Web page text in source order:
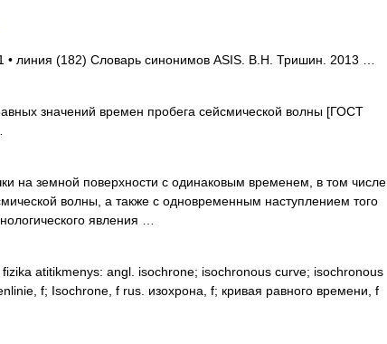
линия (182) Словарь синонимов ASIS. В.Н. Тришин. 2013 …
значений времен пробега сейсмической волны [ГОСТ
на земной поверхности с одинаковым временем, в том числе
волны, а также с одновременным наступлением того
явления …
atitikmenys: angl. isochrone; isochronous curve; isochronous
f; Isochrone, f rus. изохрона, f; кривая равного времени, f